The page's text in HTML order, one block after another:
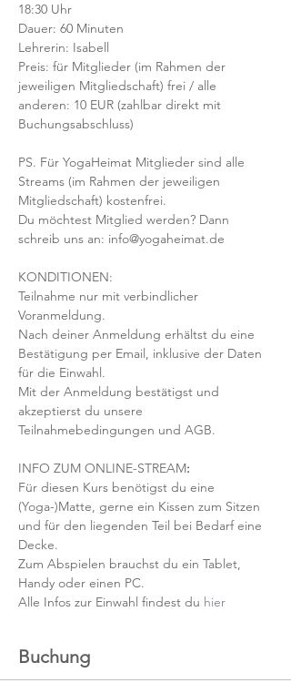
18:30 Uhr
Dauer: 60 Minuten
Lehrerin: Isabell
Preis: für Mitglieder (im Rahmen der
jeweiligen Mitgliedschaft) frei / alle
anderen: 10 EUR (zahlbar direkt mit
Buchungsabschluss)
PS. Für YogaHeimat Mitglieder sind alle
Streams (im Rahmen der jeweiligen
Mitgliedschaft) kostenfrei.
Du möchtest Mitglied werden? Dann
schreib uns an: info@yogaheimat.de
KONDITIONEN:
Teilnahme nur mit verbindlicher
Voranmeldung.
Nach deiner Anmeldung erhältst du eine
Bestätigung per Email, inklusive der Daten
für die Einwahl.
Mit der Anmeldung bestätigst und
akzeptierst du unsere
Teilnahmebedingungen und AGB.
INFO ZUM ONLINE-STREAM:
Für diesen Kurs benötigst du eine
(Yoga-)Matte, gerne ein Kissen zum Sitzen
und für den liegenden Teil bei Bedarf eine
Decke.
Zum Abspielen brauchst du ein Tablet,
Handy oder einen PC.
Alle Infos zur Einwahl findest du hier
Buchung